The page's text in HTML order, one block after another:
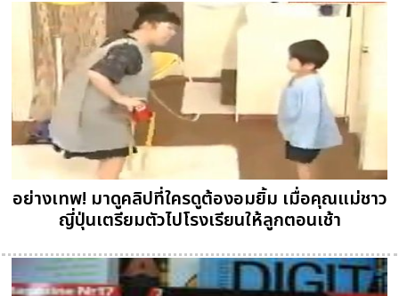
อย่างเทพ! มาดูคลิปที่ใครดูต้องอมยิ้ม เมื่อคุณแม่ชาว
ญี่ปุ่นเตรียมตัวไปโรงเรียนให้ลูกตอนเช้า